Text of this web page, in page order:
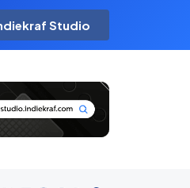
Studio